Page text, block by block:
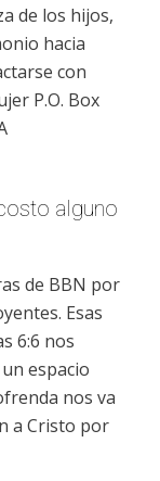
de los hijos,
hacia
con
P.O. Box
alguno
de BBN por
Esas
6:6 nos
espacio
nos va
a Cristo por